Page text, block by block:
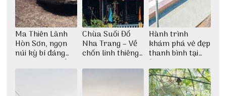
Ma Thiên Lãnh
Hòn Sơn, ngọn
núi kỳ bí đáng
khám phá nhất
Chùa Suối Đổ
Nha Trang – Về
chốn linh thiêng
thiền định
Hành trình
khám phá vẻ đẹp
thanh bình tại
Đảo Phú Quý